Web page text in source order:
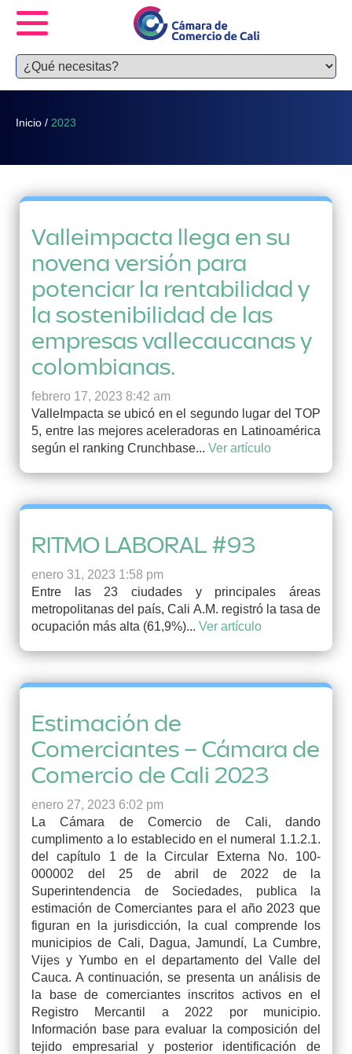
Inicio / 2023
Valleimpacta llega en su
novena versión para
potenciar la rentabilidad y
la sostenibilidad de las
empresas vallecaucanas y
colombianas.
febrero 17, 2023 8:42 am
ValleImpacta se ubicó en el segundo lugar del TOP
5, entre las mejores aceleradoras en Latinoamérica
según el ranking Crunchbase... Ver artículo
RITMO LABORAL #93
enero 31, 2023 1:58 pm
Entre las 23 ciudades y principales áreas
metropolitanas del país, Cali A.M. registró la tasa de
ocupación más alta (61,9%)... Ver artículo
Estimación de
Comerciantes – Cámara de
Comercio de Cali 2023
enero 27, 2023 6:02 pm
La Cámara de Comercio de Cali, dando
cumplimento a lo establecido en el numeral 1.1.2.1.
del capítulo 1 de la Circular Externa No. 100-
000002 del 25 de abril de 2022 de la
Superintendencia de Sociedades, publica la
estimación de Comerciantes para el año 2023 que
figuran en la jurisdicción, la cual comprende los
municipios de Cali, Dagua, Jamundí, La Cumbre,
Vijes y Yumbo en el departamento del Valle del
Cauca. A continuación, se presenta un análisis de
la base de comerciantes inscritos activos en el
Registro Mercantil a 2022 por municipio.
Información base para evaluar la composición del
tejido empresarial y posterior identificación de